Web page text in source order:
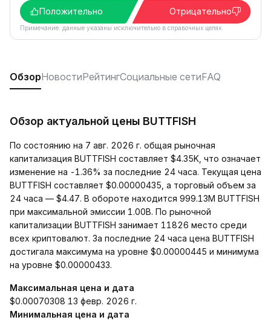
Положительно
Отрицательно
Примечание: данные указаны исключительно в справочных целях.
ОбзорНовостиРейтингСоциальные сетиFAQ
Обзор актуальной цены BUTTFISH
По состоянию на 7 авг. 2026 г. общая рыночная
капитализация BUTTFISH составляет $4.35K, что означает
изменение на -1.36% за последние 24 часа. Текущая цена
BUTTFISH составляет $0.00000435, а торговый объем за
24 часа — $4.47. В обороте находится 999.13M BUTTFISH
при максимальной эмиссии 1.00B. По рыночной
капитализации BUTTFISH занимает 11826 место среди
всех криптовалют. За последние 24 часа цена BUTTFISH
достигала максимума на уровне $0.00000445 и минимума
на уровне $0.00000433.
Максимальная цена и дата
$0.00070308 13 февр. 2026 г.
Минимальная цена и дата